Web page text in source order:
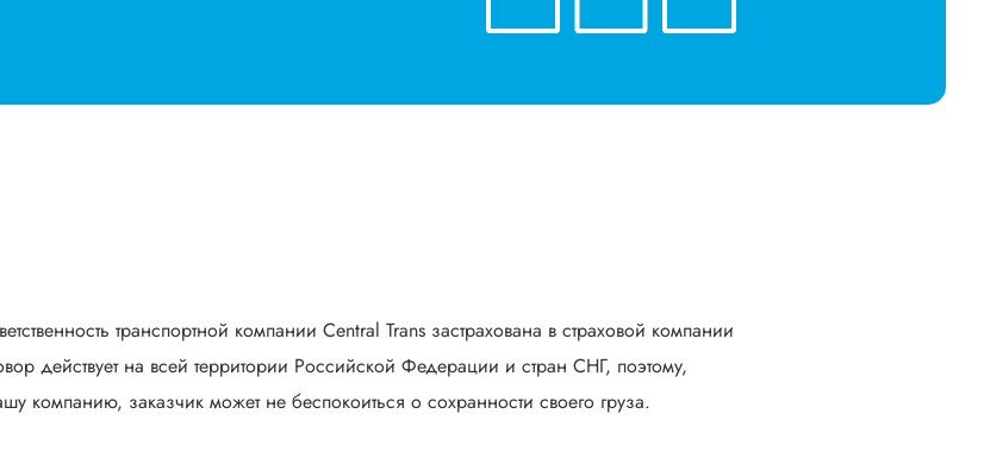
транспортной компании Central Trans застрахована в страховой компании
действует на всей территории Российской Федерации и стран СНГ, поэтому,
компанию, заказчик может не беспокоиться о сохранности своего груза.